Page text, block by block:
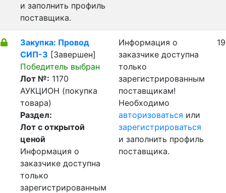
и заполнить профиль
поставщика.
Закупка: Провод
СИП-3 [Завершен]
Победитель выбран
Лот №: 1170
АУКЦИОН (покупка
товара)
Раздел:
Лот с открытой
ценой
Информация о
заказчике доступна
только
зарегистрированным
Информация о
заказчике доступна
только
зарегистрированным
поставщикам!
Необходимо
авторизоваться или
зарегистрироваться
и заполнить профиль
поставщика.